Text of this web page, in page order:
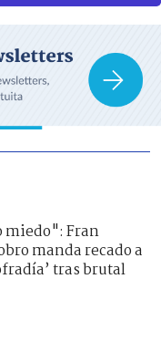
miedo": Fran
manda recado a
tras brutal